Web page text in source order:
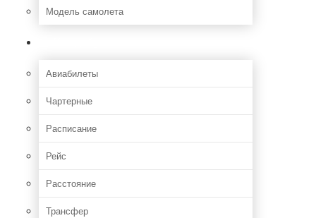
Модель самолета
Авиабилеты
Чартерные
Расписание
Рейс
Расстояние
Трансфер